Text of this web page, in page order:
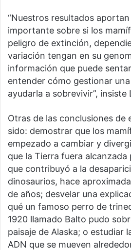
“Nuestros resultados
importante sobre si los
peligro de extinción,
variación tengan en su
información que puede
entender cómo gestionar
ayudarla a sobrevivir”, insiste
Otras de las conclusiones de
sido: demostrar que los
empezado a cambiar y
que la Tierra fuera
que contribuyó a la
dinosaurios, hace
de años; desvelar una
qué un famoso perro de
1920 llamado Balto pudo
paisaje de Alaska; o estudiar
ADN que se mueven